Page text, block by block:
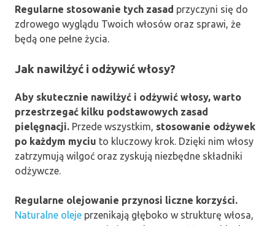
Regularne stosowanie tych zasad przyczyni się do
zdrowego wyglądu Twoich włosów oraz sprawi, że
będą one pełne życia.
Jak nawilżyć i odżywić włosy?
Aby skutecznie nawilżyć i odżywić włosy, warto
przestrzegać kilku podstawowych zasad
pielęgnacji. Przede wszystkim, stosowanie odżywek
po każdym myciu to kluczowy krok. Dzięki nim włosy
zatrzymują wilgoć oraz zyskują niezbędne składniki
odżywcze.
Regularne olejowanie przynosi liczne korzyści.
Naturalne oleje przenikają głęboko w strukturę włosa,